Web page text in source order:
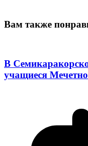
Вам также
В
учащиеся